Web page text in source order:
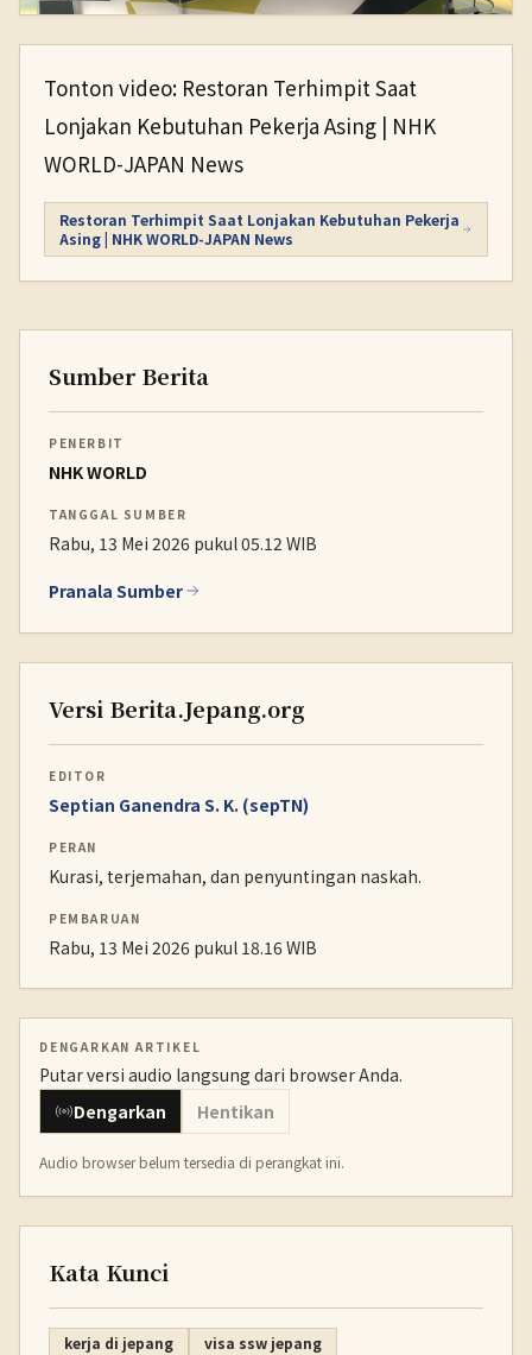
Tonton video: Restoran Terhimpit Saat
Lonjakan Kebutuhan Pekerja Asing | NHK
WORLD-JAPAN News
Restoran Terhimpit Saat Lonjakan Kebutuhan Pekerja
Asing | NHK WORLD-JAPAN News
Sumber Berita
PENERBIT
NHK WORLD
TANGGAL SUMBER
Rabu, 13 Mei 2026 pukul 05.12 WIB
Pranala Sumber
Versi Berita.Jepang.org
EDITOR
Septian Ganendra S. K. (sepTN)
PERAN
Kurasi, terjemahan, dan penyuntingan naskah.
PEMBARUAN
Rabu, 13 Mei 2026 pukul 18.16 WIB
DENGARKAN ARTIKEL
Putar versi audio langsung dari browser Anda.
Dengarkan
Hentikan
Audio browser belum tersedia di perangkat ini.
Kata Kunci
kerja di jepang visa ssw jepang